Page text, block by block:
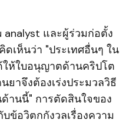
analyst และผู้ร่วมก่อตั้ง
เห็นว่า "ประเทศอื่นๆ ใน
ห้ใบอนุญาตด้านคริปโต
ยาจึงต้องเร่งประมวลวิธี
านนี้" การตัดสินใจของ
ข้อวิตกกังวลเรื่องความ